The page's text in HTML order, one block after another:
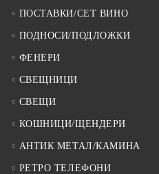
ПОСТАВКИ/СЕТ ВИНО
ПОДНОСИ/ПОДЛОЖКИ
ФЕНЕРИ
СВЕЩНИЦИ
СВЕЩИ
КОШНИЦИ/ЩЕНДЕРИ
АНТИК МЕТАЛ/КАМИНА
РЕТРО ТЕЛЕФОНИ